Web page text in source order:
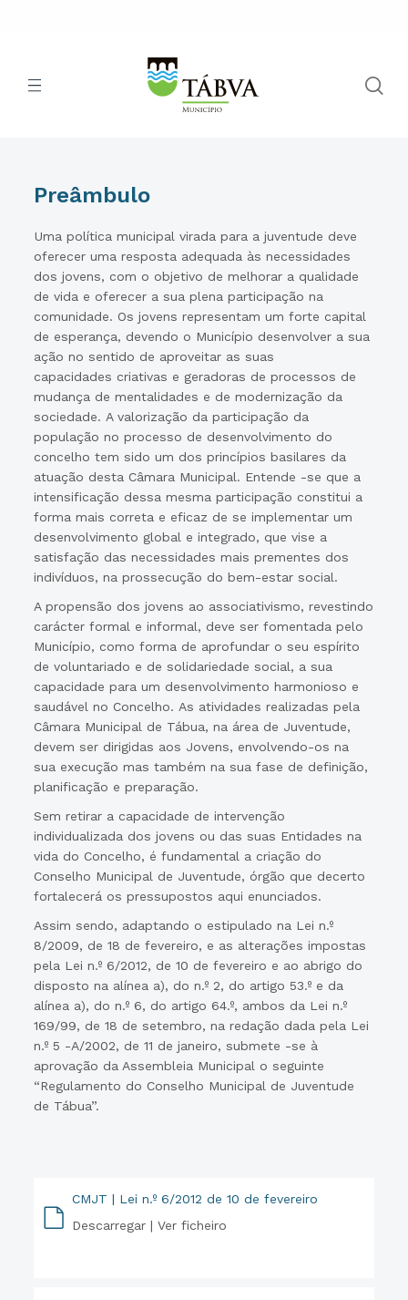
Preâmbulo
Uma política municipal virada para a juventude deve
oferecer uma resposta adequada às necessidades
dos jovens, com o objetivo de melhorar a qualidade
de vida e oferecer a sua plena participação na
comunidade. Os jovens representam um forte capital
de esperança, devendo o Município desenvolver a sua
ação no sentido de aproveitar as suas
capacidades criativas e geradoras de processos de
mudança de mentalidades e de modernização da
sociedade. A valorização da participação da
população no processo de desenvolvimento do
concelho tem sido um dos princípios basilares da
atuação desta Câmara Municipal. Entende -se que a
intensificação dessa mesma participação constitui a
forma mais correta e eficaz de se implementar um
desenvolvimento global e integrado, que vise a
satisfação das necessidades mais prementes dos
indivíduos, na prossecução do bem-estar social.
A propensão dos jovens ao associativismo, revestindo
carácter formal e informal, deve ser fomentada pelo
Município, como forma de aprofundar o seu espírito
de voluntariado e de solidariedade social, a sua
capacidade para um desenvolvimento harmonioso e
saudável no Concelho. As atividades realizadas pela
Câmara Municipal de Tábua, na área de Juventude,
devem ser dirigidas aos Jovens, envolvendo-os na
sua execução mas também na sua fase de definição,
planificação e preparação.
Sem retirar a capacidade de intervenção
individualizada dos jovens ou das suas Entidades na
vida do Concelho, é fundamental a criação do
Conselho Municipal de Juventude, órgão que decerto
fortalecerá os pressupostos aqui enunciados.
Assim sendo, adaptando o estipulado na Lei n.º
8/2009, de 18 de fevereiro, e as alterações impostas
pela Lei n.º 6/2012, de 10 de fevereiro e ao abrigo do
disposto na alínea a), do n.º 2, do artigo 53.º e da
alínea a), do n.º 6, do artigo 64.º, ambos da Lei n.º
169/99, de 18 de setembro, na redação dada pela Lei
n.º 5 -A/2002, de 11 de janeiro, submete -se à
aprovação da Assembleia Municipal o seguinte
“Regulamento do Conselho Municipal de Juventude
de Tábua”.
CMJT | Lei n.º 6/2012 de 10 de fevereiro
Descarregar |Ver ficheiro